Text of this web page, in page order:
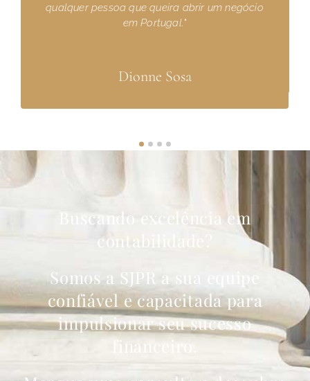
Dionne Sosa
qualquer pessoa que queira abrir um negócio
em Portugal."
Buscando excelência em
contabilidade?
Somos a SJPR a sua equipe
confiável e capacitada para
impulsionar seu sucesso
financeiro.